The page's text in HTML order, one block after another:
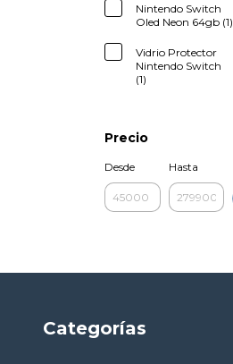
Nintendo Switch
Oled Neon 64gb (1)
Vidrio Protector
Nintendo Switch
(1)
Precio
Desde Hasta
Categorías